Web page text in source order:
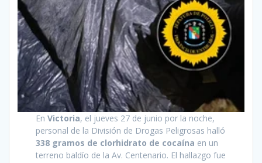
EnVictoria, el jueves 27 de junio por la noche,
personal de la División de Drogas Peligrosas halló
338 gramos de clorhidrato de cocaína en un
terreno baldío de la Av. Centenario. El hallazgo fue